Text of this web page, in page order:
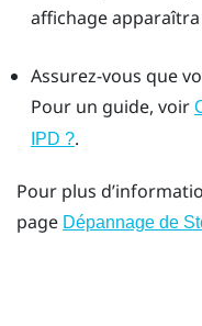
affichage
Assurez-vous que
Pour un guide, voir
IPD ?.
Pour plus
page Dépannage de